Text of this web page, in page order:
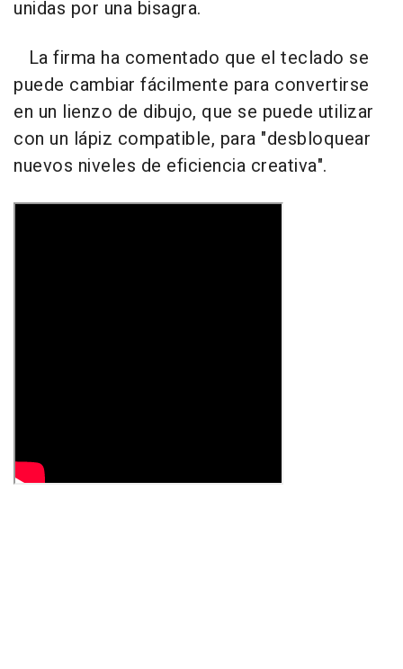
unidas por una bisagra.
La firma ha comentado que el teclado se
puede cambiar fácilmente para convertirse
en un lienzo de dibujo, que se puede utilizar
con un lápiz compatible, para "desbloquear
nuevos niveles de eficiencia creativa".